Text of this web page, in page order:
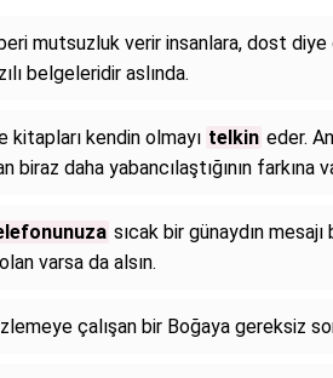
mutsuzluk verir insanlara, dost diye
belgeleridir aslında.
kitapları kendin olmayı telkin eder.
biraz daha yabancılaştığının farkına
sıcak bir günaydın
varsa da alsın.
çalışan bir Boğaya gereksiz